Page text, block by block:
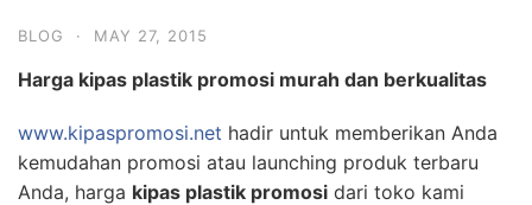
BLOG · MAY 27, 2015
Harga kipas plastik promosi murah dan berkualitas
www.kipaspromosi.net hadir untuk memberikan Anda
kemudahan promosi atau launching produk terbaru
Anda, harga kipas plastik promosi dari toko kami